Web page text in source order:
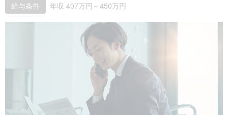
給与条件 年収 407万円～450万円